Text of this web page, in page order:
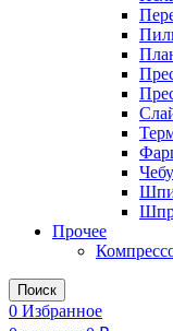
Прочее
Поиск
0 Избранное